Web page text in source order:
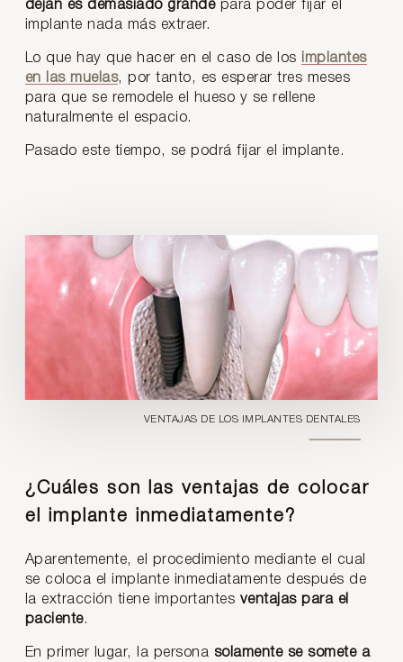
dejan es demasiado grandepara poder fijar el
implante nada más extraer.
Lo que hay que hacer en el caso de los implantes
en las muelas, por tanto, es esperar tres meses
para que se remodele el hueso y se rellene
naturalmente el espacio.
Pasado este tiempo, se podrá fijar el implante.
VENTAJAS DE LOS IMPLANTES DENTALES
¿Cuáles son las ventajas de colocar
el implante inmediatamente?
Aparentemente, el procedimiento mediante el cual
se coloca el implante inmediatamente después de
la extracción tiene importantes ventajas para el
paciente.
En primer lugar, la persona solamente se somete a